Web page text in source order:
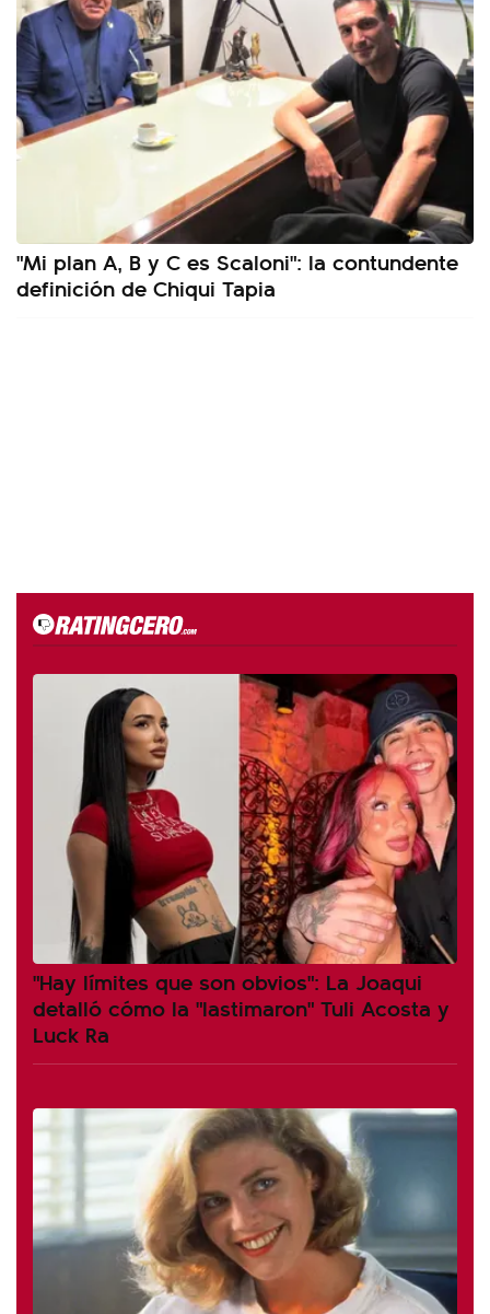
"Mi plan A, B y C es Scaloni": la contundente
definición de Chiqui Tapia
"Hay límites que son obvios": La Joaqui
detalló cómo la "lastimaron" Tuli Acosta y
Luck Ra